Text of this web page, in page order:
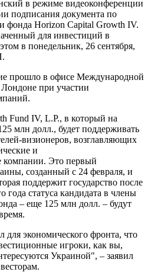
в режиме видеоконференции
подписания документа по
фонда Horizon Capital Growth IV.
для инвестиций в
в понедельник, 26 сентября,
прошло в офисе Международной
при участии
Fund IV, L.P., в который на
млн долл., будет поддерживать
визионеров, возглавляющих
и
компании. Это первый
созданный с 24 февраля, и
поддержит государство после
года статуса кандидата в члены
– еще 125 млн долл. – будут
для экономического фронта, что
игроки, как вы,
Украиной", – заявил